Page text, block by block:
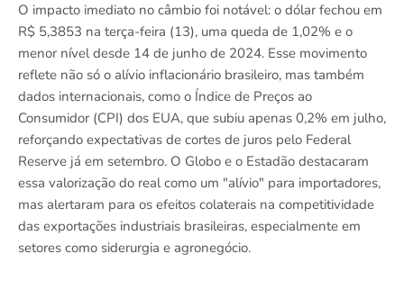
O impacto imediato no câmbio foi notável: o dólar fechou em
R$ 5,3853 na terça-feira (13), uma queda de 1,02% e o
menor nível desde 14 de junho de 2024. Esse movimento
reflete não só o alívio inflacionário brasileiro, mas também
dados internacionais, como o Índice de Preços ao
Consumidor (CPI) dos EUA, que subiu apenas 0,2% em julho,
reforçando expectativas de cortes de juros pelo Federal
Reserve já em setembro. O Globo e o Estadão destacaram
essa valorização do real como um "alívio" para importadores,
mas alertaram para os efeitos colaterais na competitividade
das exportações industriais brasileiras, especialmente em
setores como siderurgia e agronegócio.